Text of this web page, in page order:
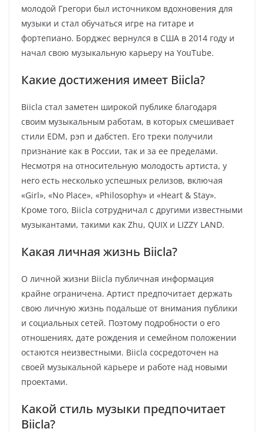
молодой Грегори был источником вдохновения для
музыки и стал обучаться игре на гитаре и
фортепиано. Борджес вернулся в США в 2014 году и
начал свою музыкальную карьеру на YouTube.
Какие достижения имеет Biicla?
Biicla стал заметен широкой публике благодаря
своим музыкальным работам, в которых смешивает
стили EDM, рэп и дабстеп. Его треки получили
признание как в России, так и за ее пределами.
Несмотря на относительную молодость артиста, у
него есть несколько успешных релизов, включая
«Girl», «No Place», «Philosophy» и «Heart & Stay».
Кроме того, Biicla сотрудничал с другими известными
музыкантами, такими как Zhu, QUIX и LIZZY LAND.
Какая личная жизнь Biicla?
О личной жизни Biicla публичная информация
крайне ограничена. Артист предпочитает держать
свою личную жизнь подальше от внимания публики
и социальных сетей. Поэтому подробности о его
отношениях, дате рождения и семейном положении
остаются неизвестными. Biicla сосредоточен на
своей музыкальной карьере и работе над новыми
проектами.
Какой стиль музыки предпочитает
Biicla?